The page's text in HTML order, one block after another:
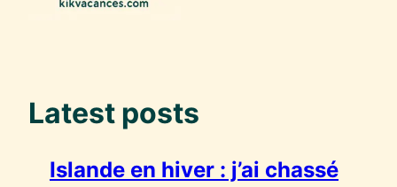
Latest posts
Islande en hiver : j’ai chassé